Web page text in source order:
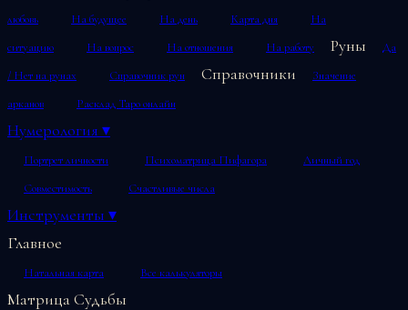
любовь
На будущее На день Карта дня
На
ситуацию
На вопрос На отношения На работу Руны
Да
/ Нет на рунах
Справочник рун Справочники
Значение
арканов
Расклад Таро онлайн
Нумерология ▾
Портрет личности Психоматрица Пифагора
Личный год
Совместимость
Счастливые числа
Инструменты ▾
Главное
Натальная карта Все калькуляторы
Матрица Судьбы